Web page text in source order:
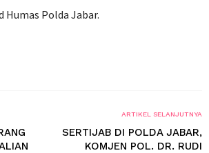
Humas Polda Jabar.
ARTIKEL SELANJUTNYA
SERTIJAB DI POLDA JABAR,
KOMJEN POL. DR. RUDI